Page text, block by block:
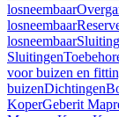
losneembaar
losneembaar
losneembaar
Sluitingen
voor buizen en
buizenDichtingen
KoperGeberit